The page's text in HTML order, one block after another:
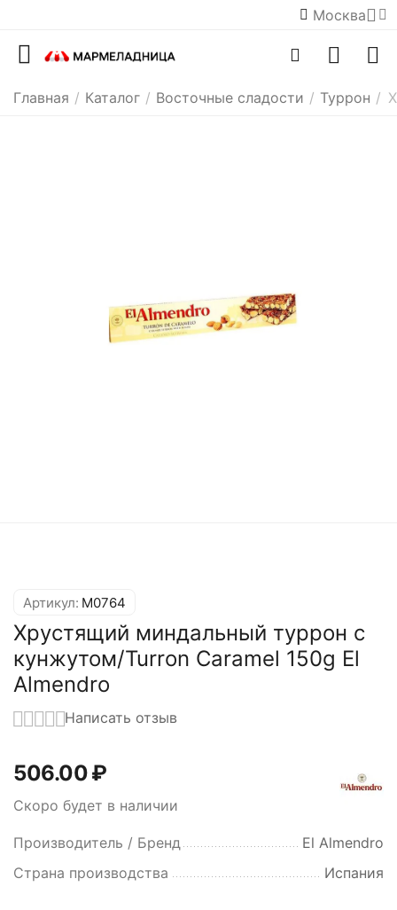
Москва
Главная / Каталог / Восточные сладости / Туррон /
Артикул: M0764
Хрустящий миндальный туррон с
кунжутом/Turron Caramel 150g El
Almendro
Написать отзыв
506.00₽
Скоро будет в наличии
Производитель / Бренд
El Almendro
Страна производства
Испания